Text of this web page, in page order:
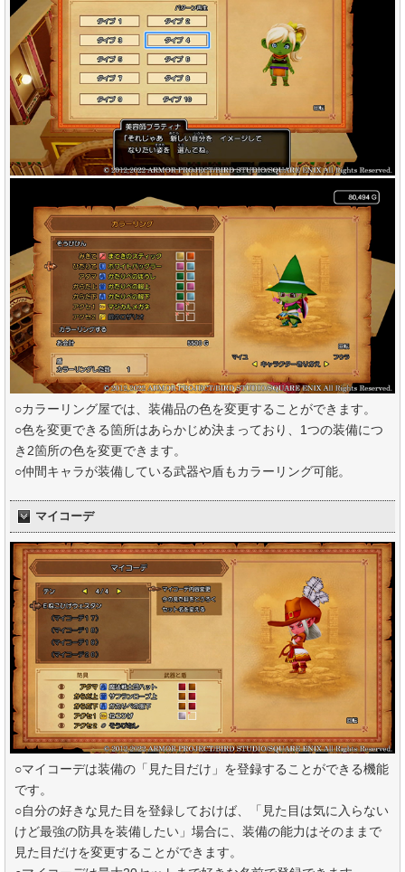
○カラーリング屋では、装備品の色を変更することができます。
○色を変更できる箇所はあらかじめ決まっており、1つの装備につ
き2箇所の色を変更できます。
○仲間キャラが装備している武器や盾もカラーリング可能。
マイコーデ
○マイコーデは装備の「見た目だけ」を登録することができる機能
です。
○自分の好きな見た目を登録しておけば、「見た目は気に入らない
けど最強の防具を装備したい」場合に、装備の能力はそのままで
見た目だけを変更することができます。